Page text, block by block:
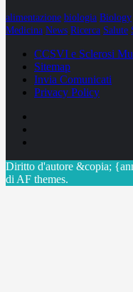
alimentazione biologia Biology
Medicina News Ricerca Salute
CCSVI e Sclerosi
Sitemap
Invia Comunicati
Privacy Policy
Diritto d'autore &copia;
di AF themes.